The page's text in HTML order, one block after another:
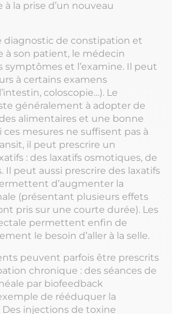
la prise d’un nouveau
diagnostic de constipation et
à son patient, le médecin
symptômes et l’examine. Il peut
à certains examens
coloscopie…). Le
généralement à adopter de
alimentaires et une bonne
ces mesures ne suffisent pas à
il peut prescrire un
: des laxatifs osmotiques, de
Il peut aussi prescrire des laxatifs
d’augmenter la
(présentant plusieurs effets
pris sur une courte durée). Les
permettent enfin de
le besoin d’aller à la selle.
peuvent parfois être prescrits
chronique : des séances de
par biofeedback
de rééduquer la
injections de toxine